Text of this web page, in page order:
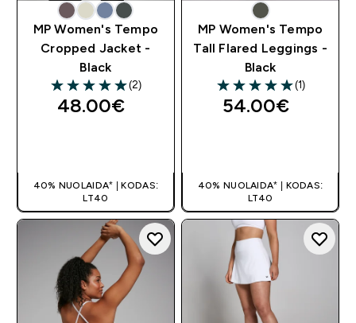
MP Women's Tempo
Cropped Jacket -
Black
5 out of 5 stars
(2)
48.00€‎
40% NUOLAIDA* | KODAS:
LT40
MP Women's Tempo
Tall Flared Leggings -
Black
5 out of 5 stars
(1)
54.00€‎
40% NUOLAIDA* | KODAS:
LT40